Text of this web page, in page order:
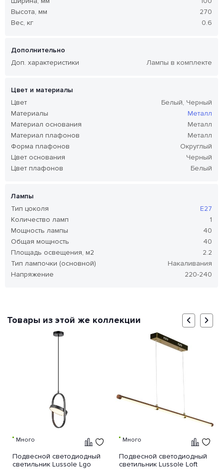
Высота, мм
270
Вес, кг
0.6
Дополнительно
Доп. характеристики
Лампы в комплекте
Цвет и материалы
Цвет
Белый, Черный
Материалы
Металл
Материал основания
Металл
Материал плафонов
Металл
Форма плафонов
Округлый
Цвет основания
Черный
Цвет плафонов
Белый
Лампы
Тип цоколя
E27
Количество ламп
1
Мощность лампы
40
Общая мощность
40
Площадь освещения, м2
2.2
Тип лампочки (основной)
Накаливания
Напряжение
220-240
Товары из этой же коллекции
Много
Подвесной светодиодный
светильник Lussole Lgo
Много
Подвесной светодиодный
светильник Lussole Loft